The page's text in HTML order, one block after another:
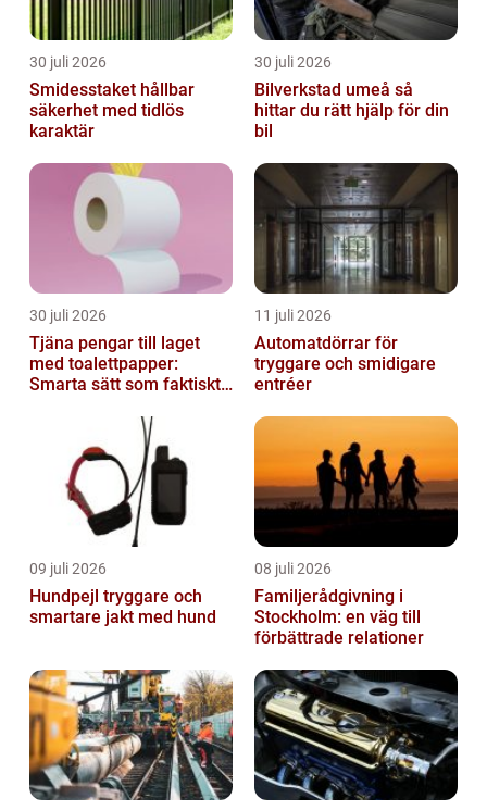
30 juli 2026
Smidesstaket hållbar
säkerhet med tidlös
karaktär
30 juli 2026
Bilverkstad umeå så
hittar du rätt hjälp för din
bil
30 juli 2026
Tjäna pengar till laget
med toalettpapper:
Smarta sätt som faktiskt
11 juli 2026
Automatdörrar för
tryggare och smidigare
entréer
09 juli 2026
Hundpejl tryggare och
smartare jakt med hund
08 juli 2026
Familjerådgivning i
Stockholm: en väg till
förbättrade relationer